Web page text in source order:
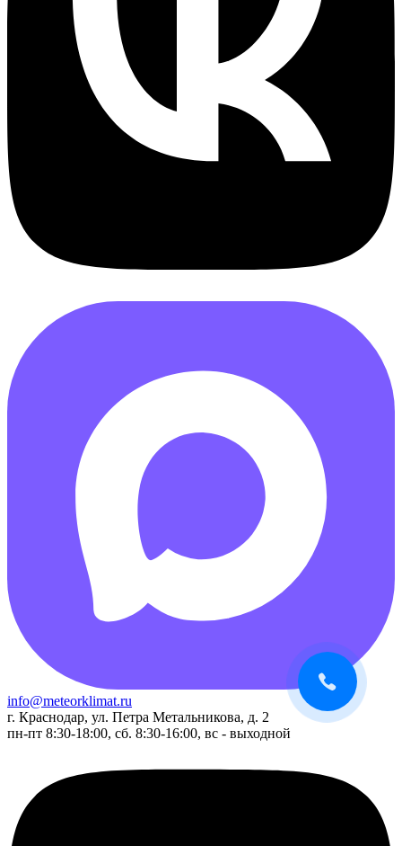
info@meteorklimat.ru
г. Краснодар, ул. Петра Метальникова, д. 2
пн-пт 8:30-18:00, сб. 8:30-16:00, вс - выходной